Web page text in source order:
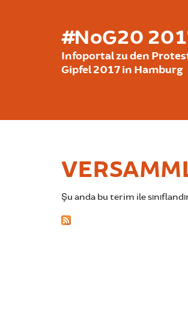
#NoG20
Infoportal zu den
Gipfel 2017 in Hamburg
Şu anda bu terim ile